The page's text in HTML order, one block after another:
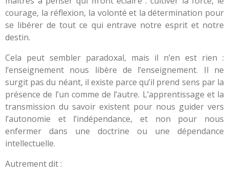
courage, la réflexion, la volonté et la détermination pour
se libérer de tout ce qui entrave notre esprit et notre
destin.
Cela peut sembler paradoxal, mais il n’en est rien :
l’enseignement nous libère de l’enseignement. Il ne
surgit pas du néant, il existe parce qu’il prend sens par la
présence de l’un comme de l’autre. L’apprentissage et la
transmission du savoir existent pour nous guider vers
l’autonomie et l’indépendance, et non pour nous
enfermer dans une doctrine ou une dépendance
intellectuelle.
Autrement dit :